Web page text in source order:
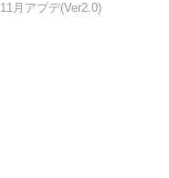
11月アプデ(Ver2.0)